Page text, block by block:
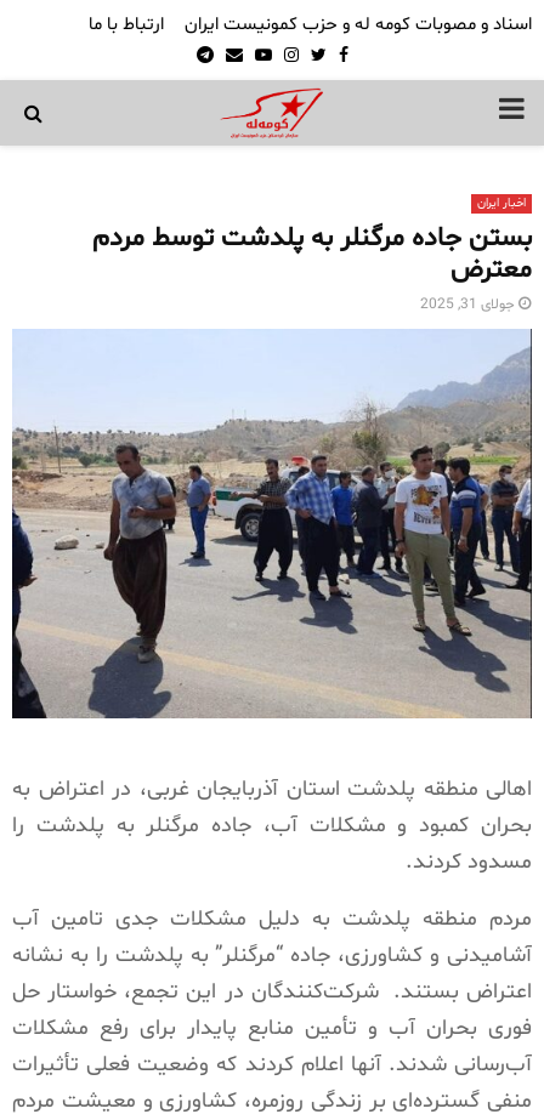
اسناد و مصوبات کومه له و حزب کمونیست ایران ارتباط با ما
Facebook
Twitter
Instagram
Youtube
Email
Telegram
PRIMARY
اخبار ایران
بستن جاده مرگنلر به پلدشت توسط مردم
معترض
جولای 31, 2025
اهالی منطقه پلدشت استان آذربایجان غربی، در اعتراض به
بحران کمبود و مشکلات آب، جاده مرگنلر به پلدشت را
مسدود کردند.
مردم منطقه پلدشت به دلیل مشکلات جدی تامین آب
آشامیدنی و کشاورزی، جاده “مرگنلر” به پلدشت را به نشانه
اعتراض بستند. شرکت‌کنندگان در این تجمع، خواستار حل
فوری بحران آب و تأمین منابع پایدار برای رفع مشکلات
آب‌رسانی شدند. آنها اعلام کردند که وضعیت فعلی تأثیرات
منفی گسترده‌ای بر زندگی روزمره، کشاورزی و معیشت مردم